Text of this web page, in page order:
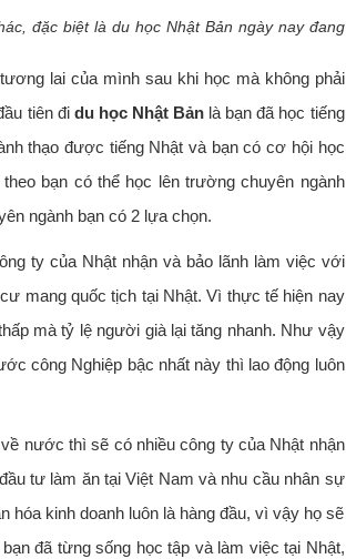
đặc biệt là du học Nhật Bản ngày nay đang
lai của mình sau khi học mà không phải
tiên đi du học Nhật Bản là bạn đã học tiếng
thạo được tiếng Nhật và bạn có cơ hội học
bạn có thể học lên trường chuyên ngành
ngành bạn có 2 lựa chọn.
ty của Nhật nhận và bảo lãnh làm việc với
mang quốc tịch tại Nhật. Vì thực tế hiện nay
mà tỷ lệ người già lại tăng nhanh. Như vậy
công Nghiệp bậc nhất này thì lao động luôn
nước thì sẽ có nhiều công ty của Nhật nhận
tư làm ăn tại Việt Nam và nhu cầu nhân sự
hóa kinh doanh luôn là hàng đầu, vì vậy họ sẽ
đã từng sống học tập và làm việc tại Nhật,